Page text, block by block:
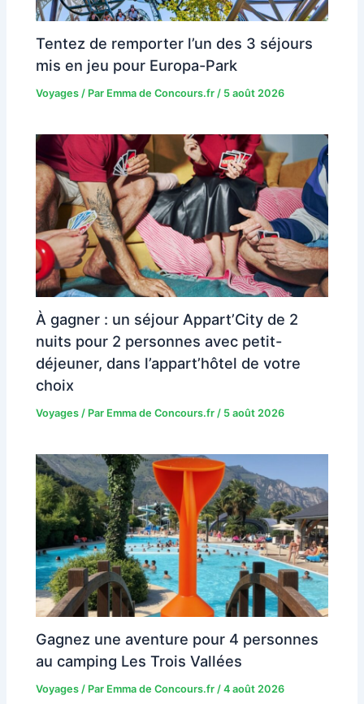
Tentez de remporter l’un des 3 séjours
mis en jeu pour Europa-Park
Voyages / Par Emma de Concours.fr/ 5 août 2026
À gagner : un séjour Appart’City de 2
nuits pour 2 personnes avec petit-
déjeuner, dans l’appart’hôtel de votre
choix
Voyages / Par Emma de Concours.fr/ 5 août 2026
Gagnez une aventure pour 4 personnes
au camping Les Trois Vallées
Voyages / Par Emma de Concours.fr/4 août 2026